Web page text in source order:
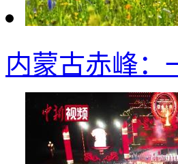
内蒙古赤峰：